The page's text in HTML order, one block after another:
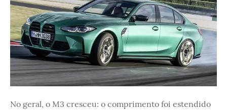
No geral, o M3 cresceu: o comprimento foi estendido